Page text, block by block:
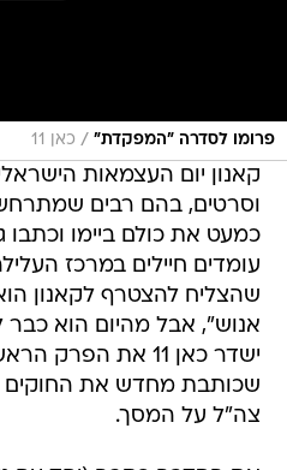
פרומו לסדרה "המפקדת" / כאן 11
קאנון יום העצמאות
וסרטים, בהם רבים
כמעט את כולם ביימו וכתבו
עומדים חיילים במרכז
שהצליח להצטרף לקאנון
אנוש", אבל מהיום הוא כבר
ישדר כאן 11 את
שכותבת מחדש את החוקים
צה"ל על המסך.